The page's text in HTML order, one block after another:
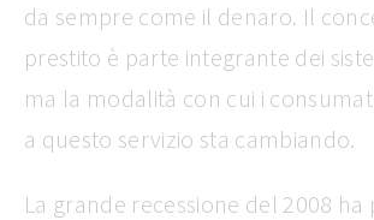
da sempre come il denaro. Il
prestito è parte integrante dei
ma la modalità con cui i
a questo servizio sta cambiando.
La grande recessione del 2008